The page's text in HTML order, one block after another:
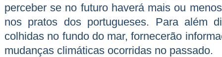
perceber se no futuro haverá mais ou
nos pratos dos portugueses. Para além
colhidas no fundo do mar, fornecerão
mudanças climáticas ocorridas no passado.